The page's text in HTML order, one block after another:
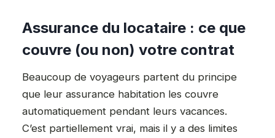
Assurance du locataire : ce que
couvre (ou non) votre contrat
Beaucoup de voyageurs partent du principe
que leur assurance habitation les couvre
automatiquement pendant leurs vacances.
C’est partiellement vrai, mais il y a des limites